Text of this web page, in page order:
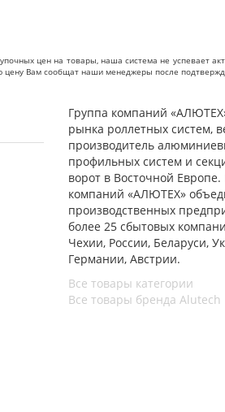
цен на товары, наша система не успевает
Вам сообщат наши менеджеры после
Группа компаний
рынка роллетных систем,
производитель
профильных систем и
ворот в Восточной Европе.
компаний «АЛЮТЕХ»
производственных
более 25 сбытовых
Чехии, России, Беларуси,
Германии, Австрии.
Все товары категории
Все товары бренда Alutech